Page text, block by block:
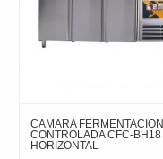
CAMARA FERMENTACION
CONTROLADA CFC-BH18
HORIZONTAL